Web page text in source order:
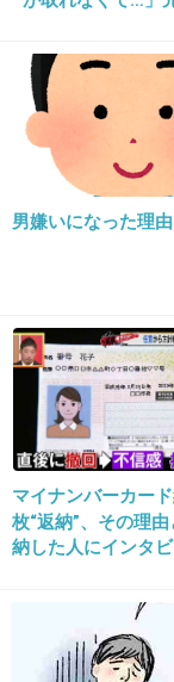
6件の返信
19. 匿名 2021/03/22(月) 09:48:55
自宅に人を呼
20. 匿名2021/03/22(月) 09:49:09
わがままぽい
こういうの一
男嫌いになった理由
マイナンバーカー
枚“返納”、その理
納した人にインタ